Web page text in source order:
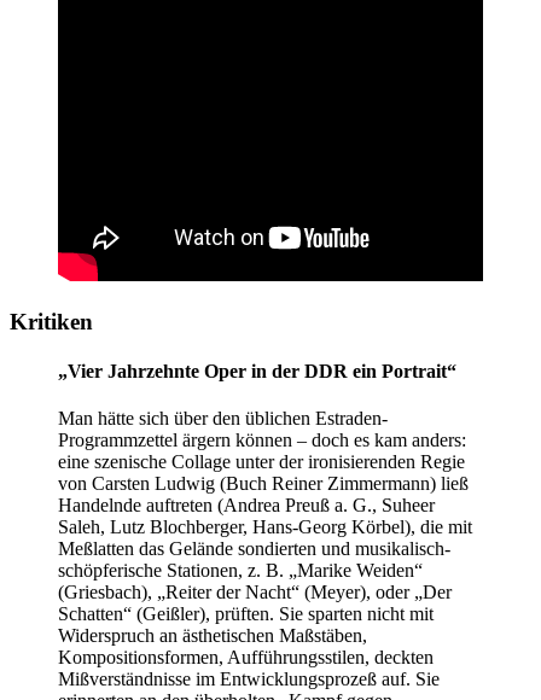
Kritiken
„Vier Jahrzehnte Oper in der DDR ein Portrait“
Man hätte sich über den üblichen Estraden-
Programmzettel ärgern können – doch es kam anders:
eine szenische Collage unter der ironisierenden Regie
von Carsten Ludwig (Buch Reiner Zimmermann) ließ
Handelnde auftreten (Andrea Preuß a. G., Suheer
Saleh, Lutz Blochberger, Hans-Georg Körbel), die mit
Meßlatten das Gelände sondierten und musikalisch-
schöpferische Stationen, z. B. „Marike Weiden“
(Griesbach), „Reiter der Nacht“ (Meyer), oder „Der
Schatten“ (Geißler), prüften. Sie sparten nicht mit
Widerspruch an ästhetischen Maßstäben,
Kompositionsformen, Aufführungsstilen, deckten
Mißverständnisse im Entwicklungsprozeß auf. Sie